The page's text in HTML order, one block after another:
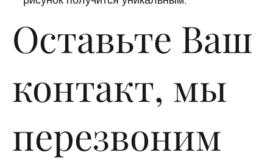
Оставьте Ваш
контакт, мы
перезвоним